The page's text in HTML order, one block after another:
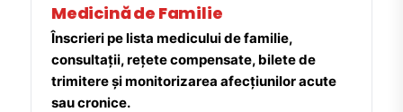
Medicină de Familie
Înscrieri pe lista medicului de familie,
consultații, rețete compensate, bilete de
trimitere și monitorizarea afecțiunilor acute
sau cronice.